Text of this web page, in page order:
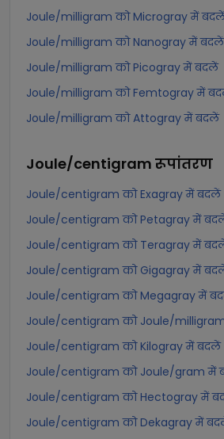
Joule/milligram को Microgray में
Joule/milligram को Nanogray में बदलें
Joule/milligram को Picogray में बदलें
Joule/milligram को Femtogray में
Joule/milligram को Attogray में बदलें
Joule/centigram रूपांतरण
Joule/centigram को Exagray में बदलें
Joule/centigram को Petagray में
Joule/centigram को Teragray में
Joule/centigram को Gigagray में
Joule/centigram को Megagray में
Joule/centigram को Joule/
Joule/centigram को Kilogray में बदलें
Joule/centigram को Joule/gram में
Joule/centigram को Hectogray में
Joule/centigram को Dekagray में